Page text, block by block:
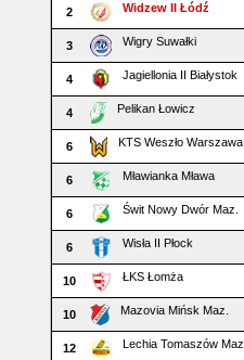
2 Widzew II Łódź
3 Wigry Suwałki
4 Jagiellonia II Białystok
4 Pelikan Łowicz
6 KTS Weszło Warszawa
6 Mławianka Mława
6 Świt Nowy Dwór Maz.
6 Wisła II Płock
10 ŁKS Łomża
10 Mazovia Mińsk Maz.
12 Lechia Tomaszów Maz.